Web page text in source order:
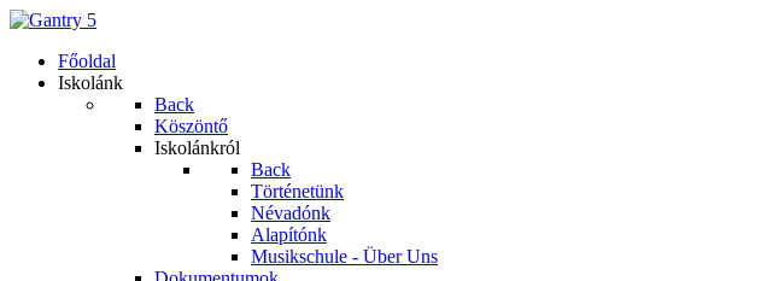
Főoldal
Iskolánk
Back
Köszöntő
Iskolánkról
Back
Történetünk
Névadónk
Alapítónk
Musikschule - Über Uns